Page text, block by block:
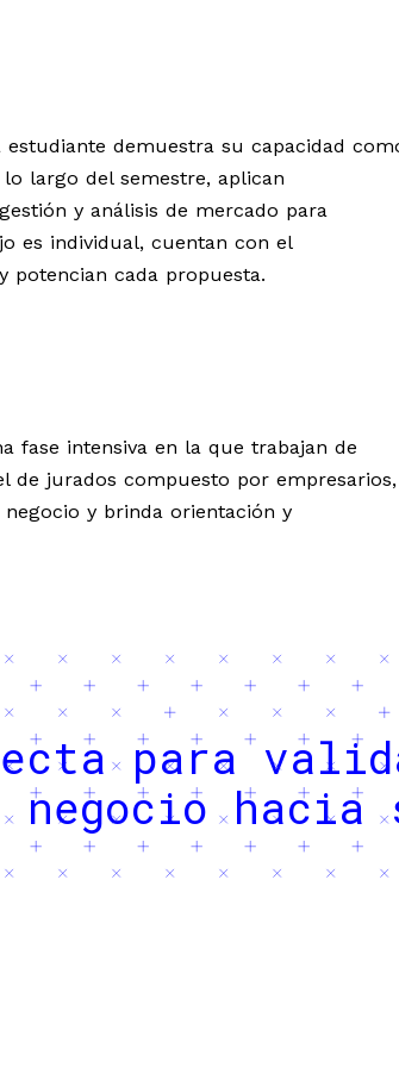
demuestra su capacidad
largo del semestre, aplican
y análisis de mercado para
es individual, cuentan con el
potencian cada propuesta.
fase intensiva en la que trabajan de
de jurados compuesto por empresarios,
y brinda orientación y
para
hacia